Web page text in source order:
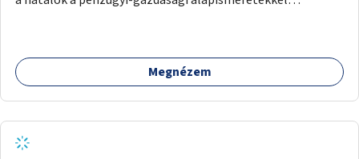
számára, önkormányzati intézményben vagy külső
helyszínen iskolai együttműködéssel. A szervezést az
gyerekek bevonására is. A program pilot jelleggel indulna,
több korosztály számára.
Megnézem